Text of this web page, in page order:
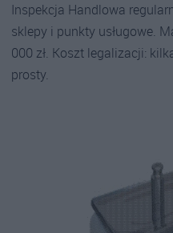
Inspekcja Handlowa
sklepy i punkty usługowe.
000 zł. Koszt legalizacji:
prosty.